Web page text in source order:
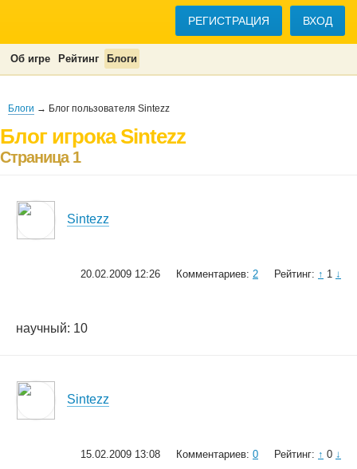
РЕГИСТРАЦИЯ ВХОД
Об игре Рейтинг Блоги
Блоги → Блог пользователя Sintezz
Блог игрока Sintezz
Страница 1
Sintezz
20.02.2009 12:26 Комментариев: 2 Рейтинг: ↑ 1 ↓
научный: 10
Sintezz
15.02.2009 13:08 Комментариев: 0 Рейтинг: ↑ 0 ↓